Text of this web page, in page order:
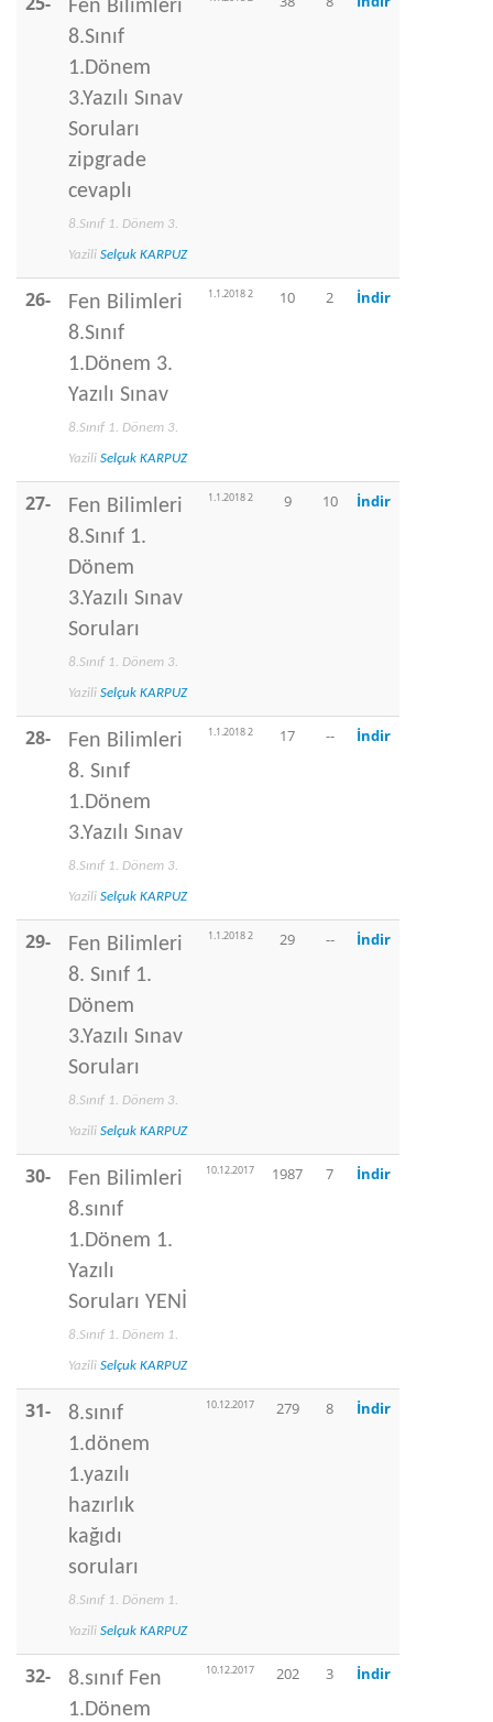
Fen Bilimleri
8.Sınıf
1.Dönem
3.Yazılı Sınav
Soruları
zipgrade
cevaplı
8.Sınıf 1. Dönem 3.
Yazili Selçuk KARPUZ
26-
Fen Bilimleri
8.Sınıf
1.Dönem 3.
Yazılı Sınav
8.Sınıf 1. Dönem 3.
Yazili Selçuk KARPUZ
1.1.2018 2 10 2 İndir
27-
Fen Bilimleri
8.Sınıf 1.
Dönem
3.Yazılı Sınav
Soruları
8.Sınıf 1. Dönem 3.
Yazili Selçuk KARPUZ
1.1.2018 2 9 10 İndir
28-
Fen Bilimleri
8. Sınıf
1.Dönem
3.Yazılı Sınav
8.Sınıf 1. Dönem 3.
Yazili Selçuk KARPUZ
1.1.2018 2 17 -- İndir
29-
Fen Bilimleri
8. Sınıf 1.
Dönem
3.Yazılı Sınav
Soruları
8.Sınıf 1. Dönem 3.
Yazili Selçuk KARPUZ
1.1.2018 2 29 -- İndir
30-
Fen Bilimleri
8.sınıf
1.Dönem 1.
Yazılı
Soruları YENİ
8.Sınıf 1. Dönem 1.
Yazili Selçuk KARPUZ
10.12.2017 1987 7 İndir
31-
8.sınıf
1.dönem
1.yazılı
hazırlık
kağıdı
soruları
8.Sınıf 1. Dönem 1.
Yazili Selçuk KARPUZ
10.12.2017 279 8 İndir
32-
8.sınıf Fen
1.Dönem
10.12.2017 202 3 İndir